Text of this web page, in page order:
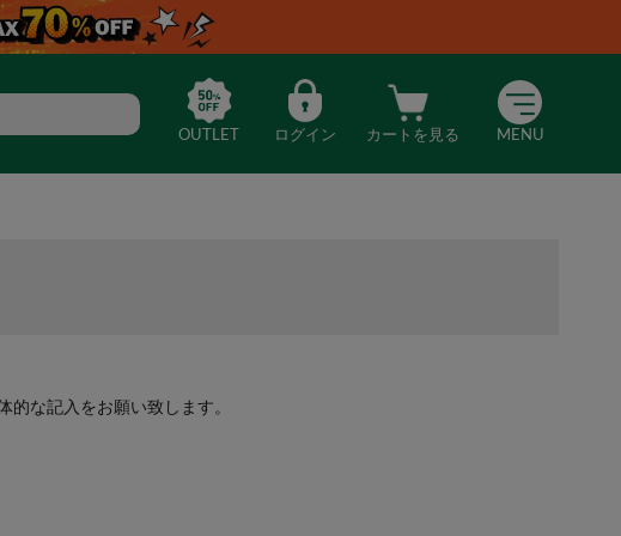
OUTLET ログイン カートを見る MENU
な記入をお願い致します。